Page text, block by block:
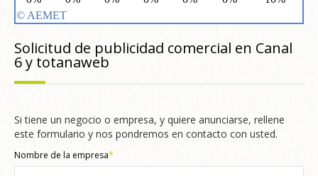
Solicitud de publicidad comercial en Canal
6 y totanaweb
Si tiene un negocio o empresa, y quiere anunciarse, rellene
este formulario y nos pondremos en contacto con usted.
Nombre de la empresa*